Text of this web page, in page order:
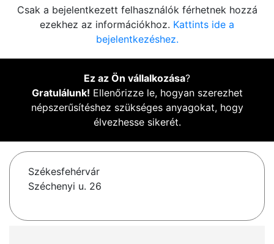
Csak a bejelentkezett felhasználók férhetnek hozzá
ezekhez az információkhoz. Kattints ide a
bejelentkezéshez.
Ez az Ön vállalkozása?
Gratulálunk! Ellenőrizze le, hogyan szerezhet
népszerűsítéshez szükséges anyagokat, hogy
élvezhesse sikerét.
Székesfehérvár
Széchenyi u. 26